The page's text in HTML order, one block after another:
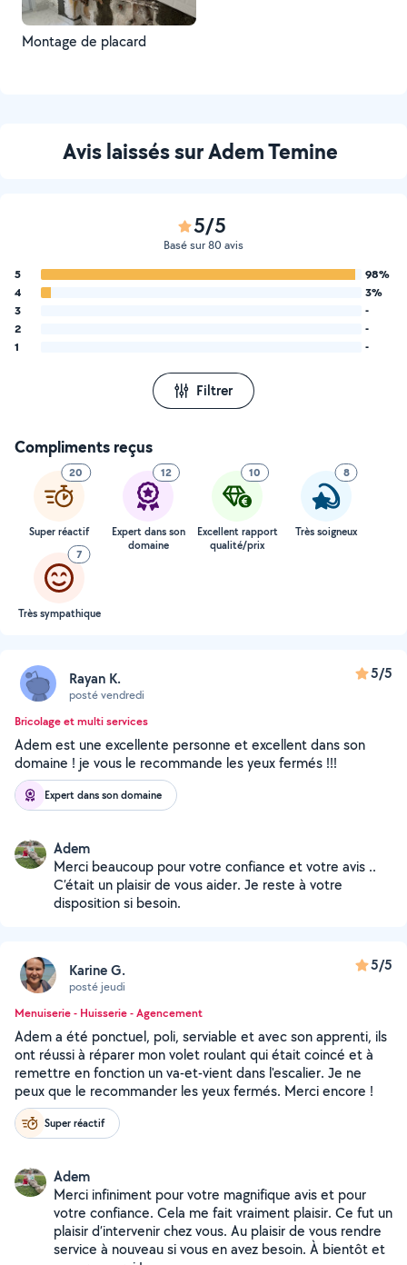
Montage de placard
Avis laissés sur Adem Temine
5/5
Basé sur 80 avis
5
98%
4
3%
3
-
2
-
1
-
Filtrer
Compliments reçus
20
Super réactif
12
Expert dans son
domaine
10
Excellent rapport
qualité/prix
8
Très soigneux
7
Très sympathique
Rayan K.
posté vendredi
5/5
Bricolage et multi services
Adem est une excellente personne et excellent dans son
domaine ! je vous le recommande les yeux fermés !!!
Expert dans son domaine
Adem
Merci beaucoup pour votre confiance et votre avis ..
C’était un plaisir de vous aider. Je reste à votre
disposition si besoin.
Karine G.
posté jeudi
5/5
Menuiserie - Huisserie - Agencement
Adem a été ponctuel, poli, serviable et avec son apprenti, ils
ont réussi à réparer mon volet roulant qui était coincé et à
remettre en fonction un va-et-vient dans l'escalier. Je ne
peux que le recommander les yeux fermés. Merci encore !
Super réactif
Adem
Merci infiniment pour votre magnifique avis et pour
votre confiance. Cela me fait vraiment plaisir. Ce fut un
plaisir d’intervenir chez vous. Au plaisir de vous rendre
service à nouveau si vous en avez besoin. À bientôt et